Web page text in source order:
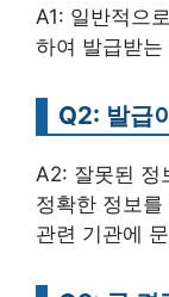
A1: 일반적으
하여 발급받
Q2: 발급
A2: 잘못된 정
정확한 정보
관련 기관에